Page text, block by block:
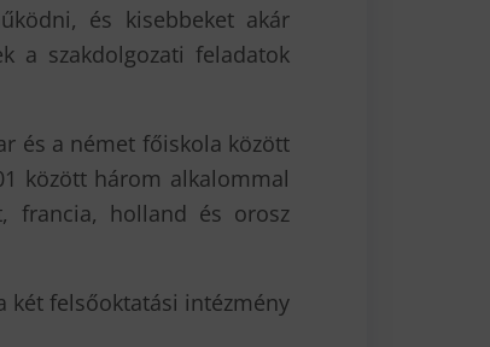
és kisebbeket akár
a szakdolgozati feladatok
és a német főiskola között
között három alkalommal
francia, holland és orosz
két felsőoktatási intézmény